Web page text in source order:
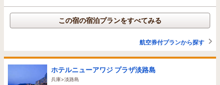
この宿の宿泊プランをすべてみる
航空券付プランから探す
ホテルニューアワジ プラザ淡路島
兵庫>淡路島